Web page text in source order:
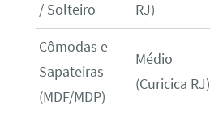
/ Solteiro
RJ)
Cômodas e
Sapateiras
(MDF/MDP)
Médio
(Curicica RJ)